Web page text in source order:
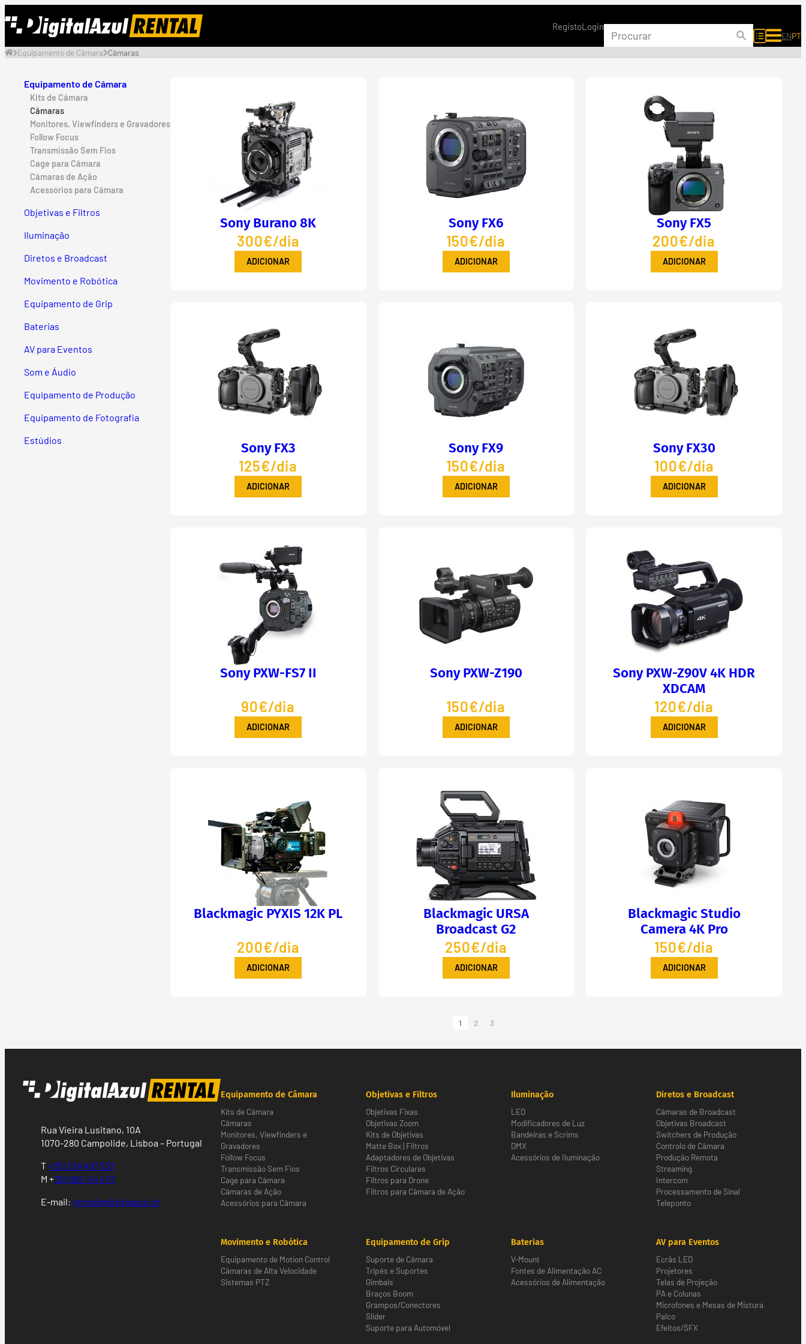
para
conteúdo
RegistoLogin
ENPT
Equipamento de Câmara Câmaras
Equipamento de Câmara
Kits de Câmara
Câmaras
Monitores, Viewfinders e Gravadores
Follow Focus
Transmissão Sem Fios
Cage para Câmara
Câmaras de Ação
Acessórios para Câmara
Objetivas e Filtros
Iluminação
Diretos e Broadcast
Movimento e Robótica
Equipamento de Grip
Baterias
AV para Eventos
Som e Áudio
Equipamento de Produção
Equipamento de Fotografia
Estúdios
Sony Burano 8K
300€/dia
ADICIONAR
Sony FX6
150€/dia
ADICIONAR
Sony FX5
200€/dia
ADICIONAR
Sony FX3
125€/dia
ADICIONAR
Sony FX9
150€/dia
ADICIONAR
Sony FX30
100€/dia
ADICIONAR
Sony PXW-FS7 II
90€/dia
ADICIONAR
Sony PXW-Z190
150€/dia
ADICIONAR
Sony PXW-Z90V 4K HDR
XDCAM
120€/dia
ADICIONAR
Blackmagic PYXIS 12K PL
200€/dia
ADICIONAR
Blackmagic URSA
Broadcast G2
250€/dia
ADICIONAR
Blackmagic Studio
Camera 4K Pro
150€/dia
ADICIONAR
1 2 3
Rua Vieira Lusitano, 10A
1070-280 Campolide, Lisboa – Portugal
T+351 218 497 537
M +351 962 141 473
E-mail: rental@digitalazul.pt
Equipamento de Câmara
Kits de Câmara
Câmaras
Monitores, Viewfinders e
Gravadores
Follow Focus
Transmissão Sem Fios
Cage para Câmara
Câmaras de Ação
Acessórios para Câmara
Objetivas e Filtros
Objetivas Fixas
Objetivas Zoom
Kits de Objetivas
Matte Box | Filtros
Adaptadores de Objetivas
Filtros Circulares
Filtros para Drone
Filtros para Câmara de Ação
Iluminação
LED
Modificadores de Luz
Bandeiras e Scrims
DMX
Acessórios de Iluminação
Diretos e Broadcast
Câmaras de Broadcast
Objetivas Broadcast
Switchers de Produção
Controlo de Câmara
Produção Remota
Streaming
Intercom
Processamento de Sinal
Teleponto
Movimento e Robótica
Equipamento de Motion Control
Câmaras de Alta Velocidade
Sistemas PTZ
Equipamento de Grip
Suporte de Câmara
Tripés e Suportes
Gimbals
Braços Boom
Grampos/Conectores
Slider
Suporte para Automóvel
Baterias
V-Mount
Fontes de Alimentação AC
Acessórios de Alimentação
AV para Eventos
Ecrãs LED
Projetores
Telas de Projeção
PA e Colunas
Microfones e Mesas de Mistura
Palco
Efeitos/SFX